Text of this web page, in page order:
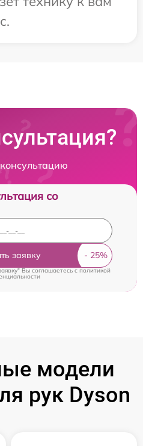
со
заявку
Вы соглашаетесь cполитикой
модели
рук Dyson